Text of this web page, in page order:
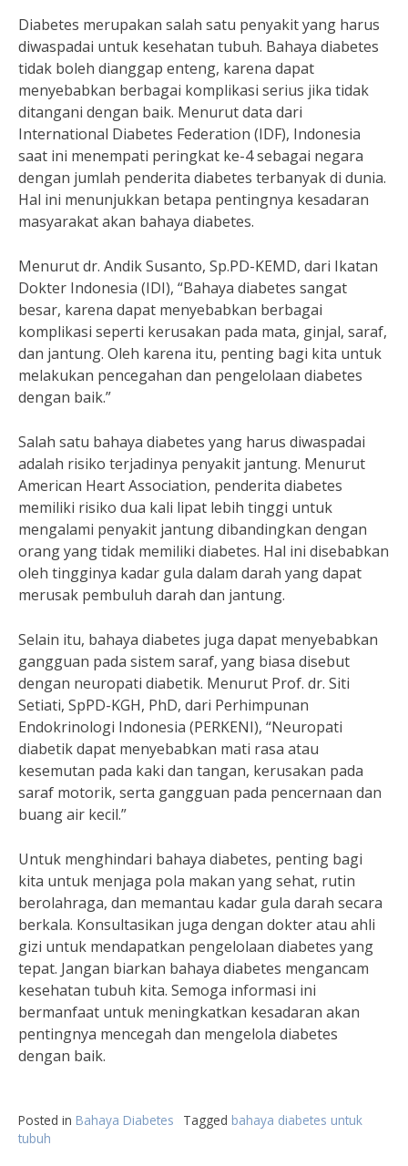
Diabetes merupakan salah satu penyakit yang harus
diwaspadai untuk kesehatan tubuh. Bahaya diabetes
tidak boleh dianggap enteng, karena dapat
menyebabkan berbagai komplikasi serius jika tidak
ditangani dengan baik. Menurut data dari
International Diabetes Federation (IDF), Indonesia
saat ini menempati peringkat ke-4 sebagai negara
dengan jumlah penderita diabetes terbanyak di dunia.
Hal ini menunjukkan betapa pentingnya kesadaran
masyarakat akan bahaya diabetes.
Menurut dr. Andik Susanto, Sp.PD-KEMD, dari Ikatan
Dokter Indonesia (IDI), “Bahaya diabetes sangat
besar, karena dapat menyebabkan berbagai
komplikasi seperti kerusakan pada mata, ginjal, saraf,
dan jantung. Oleh karena itu, penting bagi kita untuk
melakukan pencegahan dan pengelolaan diabetes
dengan baik.”
Salah satu bahaya diabetes yang harus diwaspadai
adalah risiko terjadinya penyakit jantung. Menurut
American Heart Association, penderita diabetes
memiliki risiko dua kali lipat lebih tinggi untuk
mengalami penyakit jantung dibandingkan dengan
orang yang tidak memiliki diabetes. Hal ini disebabkan
oleh tingginya kadar gula dalam darah yang dapat
merusak pembuluh darah dan jantung.
Selain itu, bahaya diabetes juga dapat menyebabkan
gangguan pada sistem saraf, yang biasa disebut
dengan neuropati diabetik. Menurut Prof. dr. Siti
Setiati, SpPD-KGH, PhD, dari Perhimpunan
Endokrinologi Indonesia (PERKENI), “Neuropati
diabetik dapat menyebabkan mati rasa atau
kesemutan pada kaki dan tangan, kerusakan pada
saraf motorik, serta gangguan pada pencernaan dan
buang air kecil.”
Untuk menghindari bahaya diabetes, penting bagi
kita untuk menjaga pola makan yang sehat, rutin
berolahraga, dan memantau kadar gula darah secara
berkala. Konsultasikan juga dengan dokter atau ahli
gizi untuk mendapatkan pengelolaan diabetes yang
tepat. Jangan biarkan bahaya diabetes mengancam
kesehatan tubuh kita. Semoga informasi ini
bermanfaat untuk meningkatkan kesadaran akan
pentingnya mencegah dan mengelola diabetes
dengan baik.
Posted in Bahaya Diabetes Tagged bahaya diabetes untuk
tubuh